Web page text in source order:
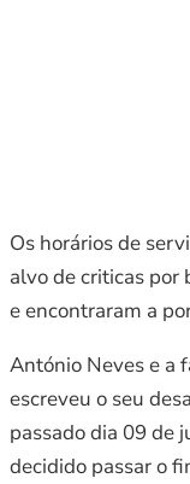
Os horários de
alvo de criticas por
e encontraram a
António Neves e a
escreveu o seu
passado dia 09 de
decidido passar o